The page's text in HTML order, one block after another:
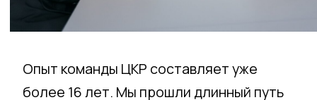
сервисную компанию в 2019 году.
Наша компания внедряет комплексные
и документооборота. Забирая у вас
операционную работу, мы помогаем